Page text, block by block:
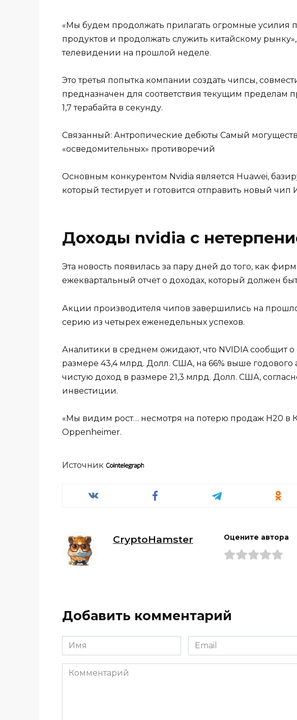
«Мы будем продолжать прилагать огромные усилия
продуктов и продолжать служить китайскому рынку»,
телевидении на прошлой неделе.
Это третья попытка компании создать чипсы,
предназначен для соответствия текущим пределам
1,7 терабайта в секунду.
Связанный: Антропические дебюты Самый
«осведомительных» противоречий
Основным конкурентом Nvidia является Huawei,
который тестирует и готовится отправить новый
Доходы nvidia с
Эта новость появилась за пару дней до того, как
ежеквартальный отчет о доходах, который должен
Акции производителя чипов завершились на
серию из четырех еженедельных успехов.
Аналитики в среднем ожидают, что NVIDIA сообщит
размере 43,4 млрд. Долл. США, на 66% выше годового
чистую доход в размере 21,3 млрд. Долл. США,
инвестиции.
«Мы видим рост… несмотря на потерю продаж H20 в
Oppenheimer.
Источник
CryptoHamster Оцените автора
Добавить комментарий
Имя
*
Email
*
Комментарий